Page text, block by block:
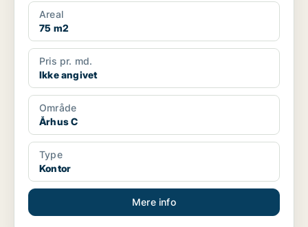
Areal
75 m2
Pris pr. md.
Ikke angivet
Område
Århus C
Type
Kontor
Mere info